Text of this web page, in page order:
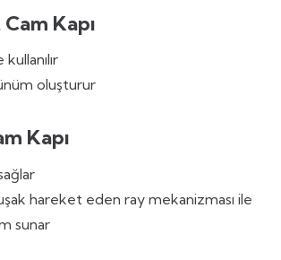
Kapı
oluşturur
Kapı
hareket eden ray mekanizması ile
sunar